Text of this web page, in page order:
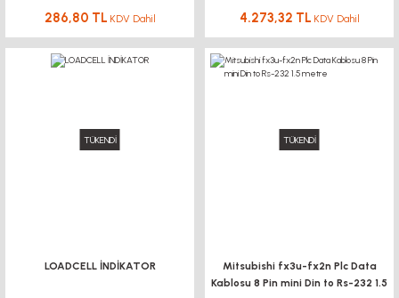
286,80 TL KDV Dahil 4.273,32 TL KDV Dahil
TÜKENDİ
LOADCELL İNDİKATOR
TÜKENDİ
Mitsubishi fx3u-fx2n Plc Data
Kablosu 8 Pin mini Din to Rs-232 1.5